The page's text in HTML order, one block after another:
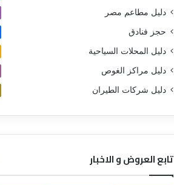
دليل مطاعم مصر
حجز فنادق
دليل المحلات السياحية
دليل مراكز الغوص
دليل شركات الطيران
تابع العروض و الاخبار